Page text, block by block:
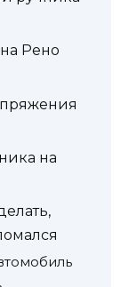
Рено
на